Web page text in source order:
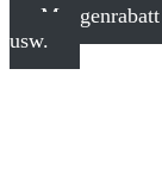
usw.